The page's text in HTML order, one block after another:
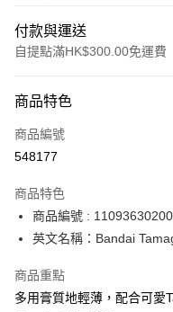
付款與運送
自提點滿HK$300.00免運費
信用卡
Apple Pay
PayMe
WeChat Pay
BoC Pay
商品特色
商品編號
548177
商品特色
商品編號 :
英文名稱：Bandai
商品重點
多用膏質地輕薄，配合可愛